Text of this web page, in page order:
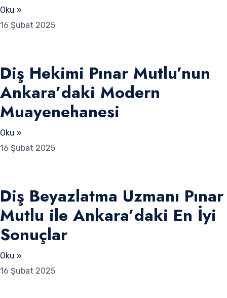
Oku »
16 Şubat 2025
Diş Hekimi Pınar Mutlu’nun
Ankara’daki Modern
Muayenehanesi
Oku »
16 Şubat 2025
Diş Beyazlatma Uzmanı Pınar
Mutlu ile Ankara’daki En İyi
Sonuçlar
Oku »
16 Şubat 2025